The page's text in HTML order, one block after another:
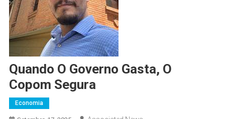
Quando O Governo Gasta, O
Copom Segura
Economia